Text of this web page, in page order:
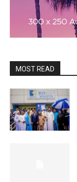
MOST READ